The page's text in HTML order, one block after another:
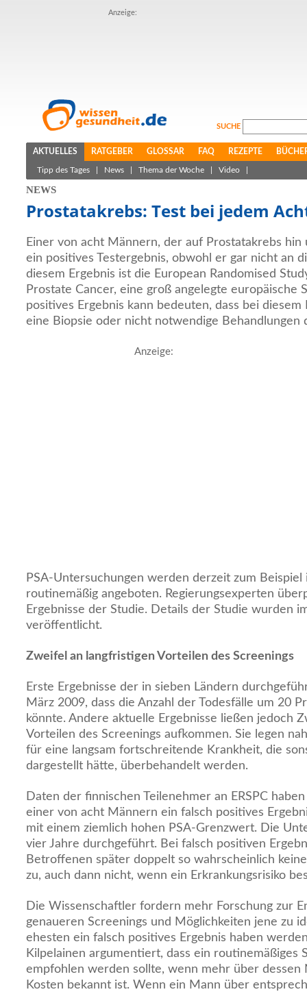
Anzeige:
SUCHE
AKTUELLES RATGEBER GLOSSAR FAQ REZEPTE
Tipp des Tages News Thema der Woche Video
NEWS
Prostatakrebs: Test bei jedem
Einer von acht Männern, der auf Prostatakrebs
ein positives Testergebnis, obwohl er gar nicht an
diesem Ergebnis ist die European Randomised
Prostate Cancer, eine groß angelegte europäische
positives Ergebnis kann bedeuten, dass bei diesem
eine Biopsie oder nicht notwendige Behandlungen
Anzeige:
PSA-Untersuchungen werden derzeit zum
routinemäßig angeboten. Regierungsexperten
Ergebnisse der Studie. Details der Studie wurden
veröffentlicht.
Zweifel an langfristigen Vorteilen des Screenings
Erste Ergebnisse der in sieben Ländern
März 2009, dass die Anzahl der Todesfälle um 20
könnte. Andere aktuelle Ergebnisse ließen jedoch
Vorteilen des Screenings aufkommen. Sie legen
für eine langsam fortschreitende Krankheit, die
dargestellt hätte, überbehandelt werden.
Daten der finnischen Teilenehmer an ERSPC
einer von acht Männern ein falsch positives
mit einem ziemlich hohen PSA-Grenzwert. Die
vier Jahre durchgeführt. Bei falsch positiven
Betroffenen später doppelt so wahrscheinlich
zu, auch dann nicht, wenn ein Erkrankungsrisiko
Die Wissenschaftler fordern mehr Forschung zur
genaueren Screenings und Möglichkeiten jene zu
ehesten ein falsch positives Ergebnis haben
Kilpelainen argumentiert, dass ein routinemäßiges
empfohlen werden sollte, wenn mehr über dessen
Kosten bekannt ist. Wenn ein Mann über